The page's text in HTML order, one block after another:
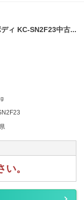
ィ KC-SN2F23中古...
。